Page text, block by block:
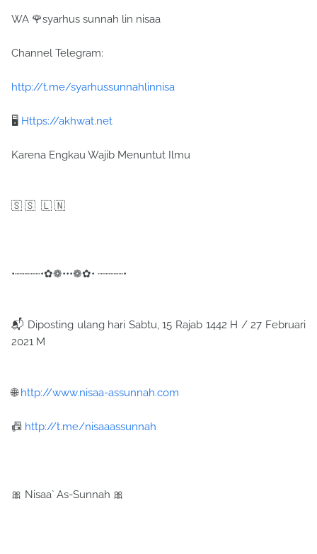
WA 🌹syarhus sunnah lin nisaa
Channel Telegram:
http://t.me/syarhussunnahlinnisa
🖥 Https://akhwat.net
Karena Engkau Wajib Menuntut Ilmu
🇸 🇸 🇱 🇳
•┈┈┈┈•✿❁•••❁✿• ┈┈┈┈•
📬 Diposting ulang hari Sabtu, 15 Rajab 1442 H / 27 Februari
2021 M
🌐http://www.nisaa-assunnah.com
📠 http://t.me/nisaaassunnah
🎀 Nisaa` As-Sunnah 🎀